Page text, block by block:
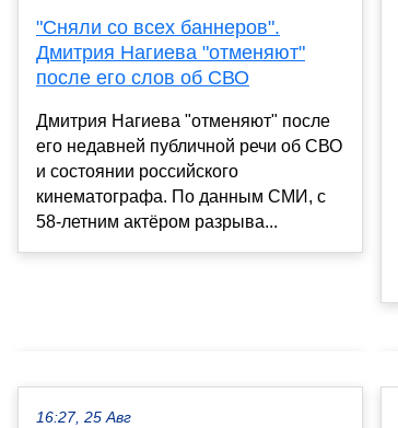
"Сняли со всех баннеров".
Дмитрия Нагиева "отменяют"
после его слов об СВО
Дмитрия Нагиева "отменяют" после
его недавней публичной речи об СВО
и состоянии российского
кинематографа. По данным СМИ, с
58-летним актёром разрыва...
16:27, 25 Авг